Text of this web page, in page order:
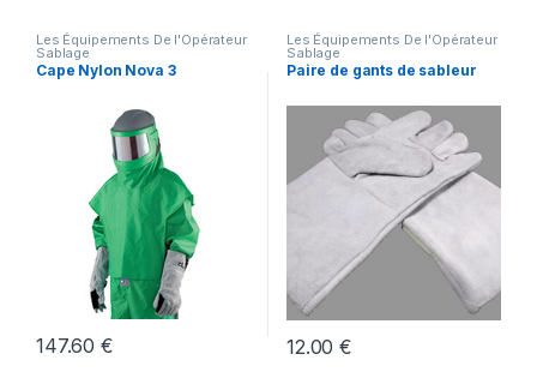
Les Équipements De l'Opérateur
Sablage
Cape Nylon Nova 3
147.60€
Les Équipements De l'Opérateur
Sablage
Paire de gants de sableur
12.00€